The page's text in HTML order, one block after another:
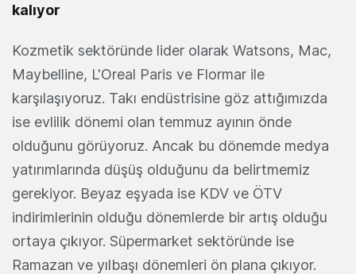
kalıyor
Kozmetik sektöründe lider olarak Watsons, Mac,
Maybelline, L'Oreal Paris ve Flormar ile
karşılaşıyoruz. Takı endüstrisine göz attığımızda
ise evlilik dönemi olan temmuz ayının önde
olduğunu görüyoruz. Ancak bu dönemde medya
yatırımlarında düşüş olduğunu da belirtmemiz
gerekiyor. Beyaz eşyada ise KDV ve ÖTV
indirimlerinin olduğu dönemlerde bir artış olduğu
ortaya çıkıyor. Süpermarket sektöründe ise
Ramazan ve yılbaşı dönemleri ön plana çıkıyor.